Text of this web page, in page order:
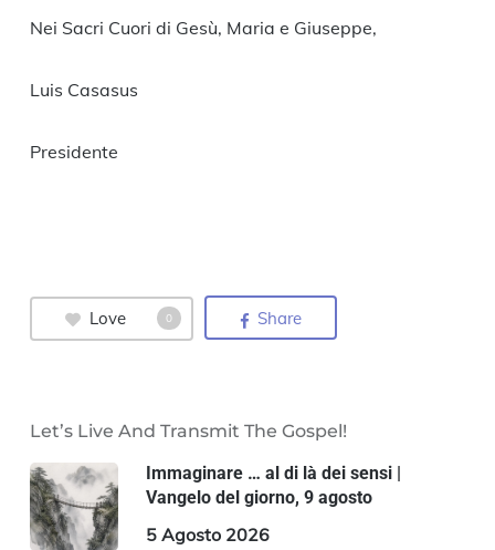
Nei Sacri Cuori di Gesù, Maria e Giuseppe,
Luis Casasus
Presidente
Love 0 Share
Let’s Live And Transmit The Gospel!
Immaginare … al di là dei sensi |
Vangelo del giorno, 9 agosto
5 Agosto 2026